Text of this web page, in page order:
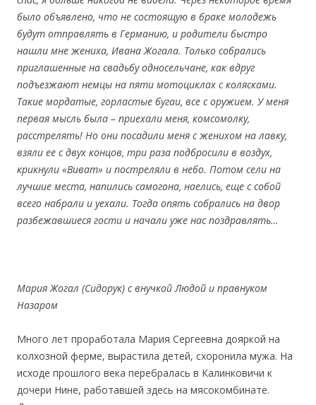
было объявлено, что не состоящую в браке молодежь
будут отправлять в Германию, и родители быстро
нашли мне жениха, Ивана Жогала. Только собрались
приглашенные на свадьбу односельчане, как вдруг
подъезжают немцы на пяти мотоциклах с колясками.
Такие мордатые, горластые бугаи, все с оружием. У меня
первая мысль была – приехали меня, комсомолку,
расстрелять! Но они посадили меня с женихом на лавку,
взяли ее с двух концов, три раза подбросили в воздух,
крикнули «Виват» и постреляли в небо. Потом сели на
лучшие места, напились самогона, наелись, еще с собой
всего набрали и уехали. Тогда опять собрались на двор
разбежавшиеся гости и начали уже нас поздравлять…
Мария Жогал (Сидорук) с внучкой Людой и правнуком
Назаром
Много лет проработала Мария Сергеевна дояркой на
колхозной ферме, вырастила детей, схоронила мужа. На
исходе прошлого века перебралась в Калинковичи к
дочери Нине, работавшей здесь на мясокомбинате.